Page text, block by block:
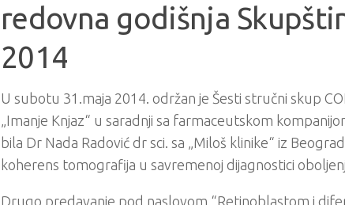
redovna godišnja
2014
U subotu 31.maja 2014. održan je Šesti stručni skup
„Imanje Knjaz“ u saradnji sa farmaceutskom
bila Dr Nada Radović dr sci. sa „Miloš klinike“ iz
koherens tomografija u savremenoj dijagnostici
Drugo predavanje pod naslovom “Retinoblastom i